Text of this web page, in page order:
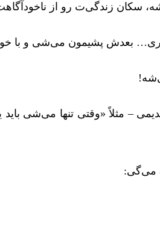
سکان زندگی‌ت رو از
بعدش پشیمون می‌شی و با
– مثلاً «وقتی تنها می‌شی
می‌گی: